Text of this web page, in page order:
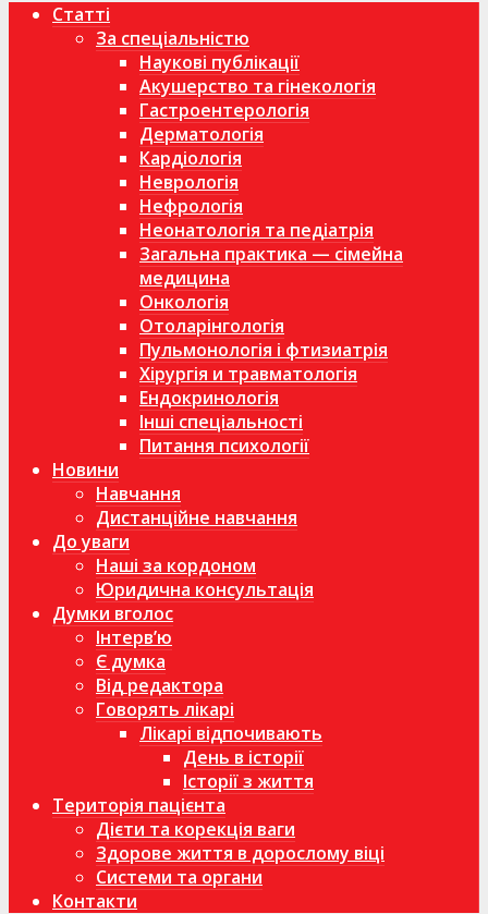
Статті
За спеціальністю
Наукові публікації
Акушерство та гінекологія
Гастроентерологія
Дерматологія
Кардіологія
Неврологія
Нефрологія
Неонатологія та педіатрія
Загальна практика — сімейна
медицина
Онкологія
Отоларінгологія
Пульмонологія і фтизиатрія
Хірургія и травматологія
Ендокринологія
Інші спеціальності
Питання психології
Новини
Навчання
Дистанційне навчання
До уваги
Наші за кордоном
Юридична консультація
Думки вголос
Інтерв’ю
Є думка
Від редактора
Говорять лікарі
Лікарі відпочивають
День в історії
Історії з життя
Територія пацієнта
Дієти та корекція ваги
Здорове життя в дорослому віці
Системи та органи
Контакти